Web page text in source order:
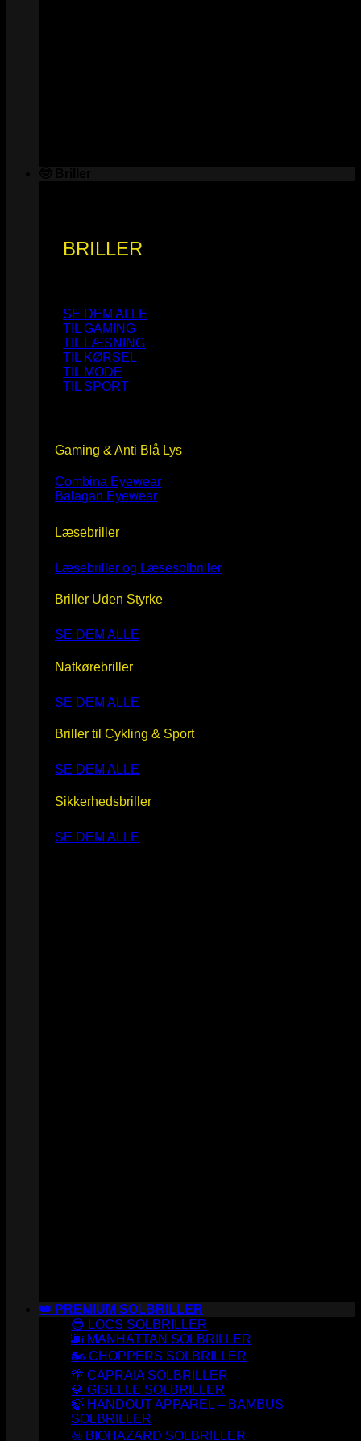
BRILLER
SE DEM ALLE
TIL GAMING
TIL LÆSNING
TIL KØRSEL
TIL MODE
TIL SPORT
Gaming & Anti Blå Lys
Combina Eyewear
Balagan Eyewear
Læsebriller
Læsebriller og Læsesolbriller
Briller Uden Styrke
SE DEM ALLE
Natkørebriller
SE DEM ALLE
Briller til Cykling & Sport
SE DEM ALLE
Sikkerhedsbriller
SE DEM ALLE
👑 PREMIUM SOLBRILLER
😎 LOCS SOLBRILLER
🌆 MANHATTAN SOLBRILLER
🏍️ CHOPPERS SOLBRILLER
🌴 CAPRAIA SOLBRILLER
💎 GISELLE SOLBRILLER
🍃 HANDOUT APPAREL – BAMBUS
SOLBRILLER
☣️ BIOHAZARD SOLBRILLER